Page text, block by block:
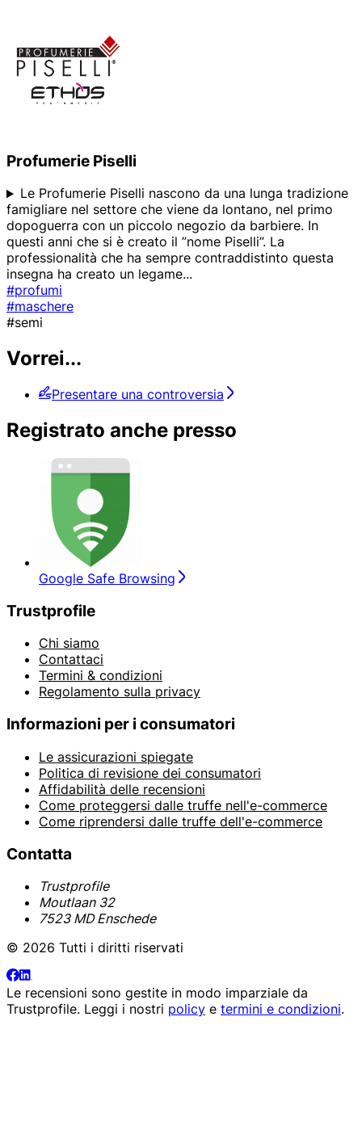
Profumerie Piselli
Le Profumerie Piselli nascono da una lunga tradizione
famigliare nel settore che viene da lontano, nel primo
dopoguerra con un piccolo negozio da barbiere. In
questi anni che si è creato il ”nome Piselli”. La
professionalità che ha sempre contraddistinto questa
insegna ha creato un legame...
#profumi
#maschere
#semi
Vorrei...
Presentare una controversia
Registrato anche presso
Google Safe Browsing
Trustprofile
Chi siamo
Contattaci
Termini & condizioni
Regolamento sulla privacy
Informazioni per i consumatori
Le assicurazioni spiegate
Politica di revisione dei consumatori
Affidabilità delle recensioni
Come proteggersi dalle truffe nell'e-commerce
Come riprendersi dalle truffe dell'e-commerce
Contatta
Trustprofile
Moutlaan 32
7523 MD Enschede
© 2026 Tutti i diritti riservati
Le recensioni sono gestite in modo imparziale da
Trustprofile. Leggi i nostri policy e termini e condizioni.